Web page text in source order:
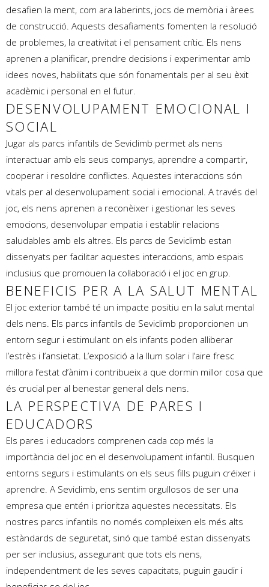
desafien la ment, com ara laberints, jocs de memòria i àrees
de construcció. Aquests desafiaments fomenten la resolució
de problemes, la creativitat i el pensament crític. Els nens
aprenen a planificar, prendre decisions i experimentar amb
idees noves, habilitats que són fonamentals per al seu èxit
acadèmic i personal en el futur.
DESENVOLUPAMENT EMOCIONAL I
SOCIAL
Jugar als parcs infantils de Seviclimb permet als nens
interactuar amb els seus companys, aprendre a compartir,
cooperar i resoldre conflictes. Aquestes interaccions són
vitals per al desenvolupament social i emocional. A través del
joc, els nens aprenen a reconèixer i gestionar les seves
emocions, desenvolupar empatia i establir relacions
saludables amb els altres. Els parcs de Seviclimb estan
dissenyats per facilitar aquestes interaccions, amb espais
inclusius que promouen la col·laboració i el joc en grup.
BENEFICIS PER A LA SALUT MENTAL
El joc exterior també té un impacte positiu en la salut mental
dels nens. Els parcs infantils de Seviclimb proporcionen un
entorn segur i estimulant on els infants poden alliberar
l’estrès i l’ansietat. L’exposició a la llum solar i l’aire fresc
millora l’estat d’ànim i contribueix a que dormin millor cosa que
és crucial per al benestar general dels nens.
LA PERSPECTIVA DE PARES I
EDUCADORS
Els pares i educadors comprenen cada cop més la
importància del joc en el desenvolupament infantil. Busquen
entorns segurs i estimulants on els seus fills puguin créixer i
aprendre. A Seviclimb, ens sentim orgullosos de ser una
empresa que entén i prioritza aquestes necessitats. Els
nostres parcs infantils no només compleixen els més alts
estàndards de seguretat, sinó que també estan dissenyats
per ser inclusius, assegurant que tots els nens,
independentment de les seves capacitats, puguin gaudir i